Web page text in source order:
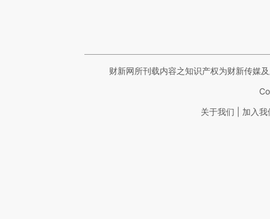
财新网所刊载内容之知识产权为财新传媒
关于我们 加入我